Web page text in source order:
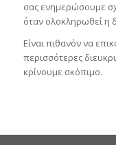
σας ενημερώσουμε
όταν ολοκληρωθεί η
Είναι πιθανόν να
περισσότερες
κρίνουμε σκόπιμο.